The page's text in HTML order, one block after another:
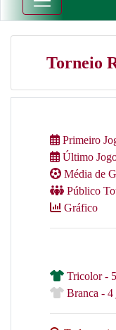
Torneio
Primeiro
Último
Média de
Público
Gráfico
Tricolor -
Branca - 4